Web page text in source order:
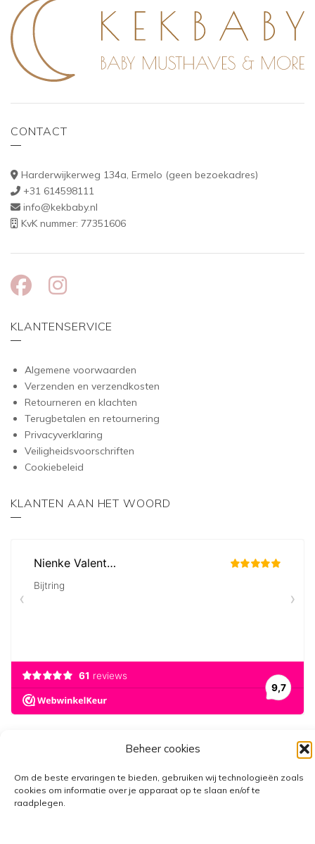
Beheer cookies
Om de beste ervaringen te bieden, gebruiken wij technologieën zoals
cookies om informatie over je apparaat op te slaan en/of te
raadplegen.
CONTACT
Harderwijkerweg 134a, Ermelo (geen bezoekadres)
+31 614598111
info@kekbaby.nl
KvK nummer: 77351606
KLANTENSERVICE
Algemene voorwaarden
Verzenden en verzendkosten
Retourneren en klachten
Terugbetalen en retournering
Privacyverklaring
Veiligheidsvoorschriften
Cookiebeleid
KLANTEN AAN HET WOORD